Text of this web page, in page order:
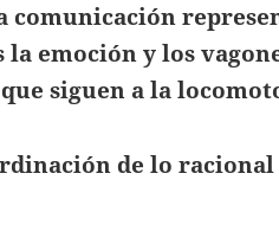
comunicación
la emoción y los
siguen a la
de lo